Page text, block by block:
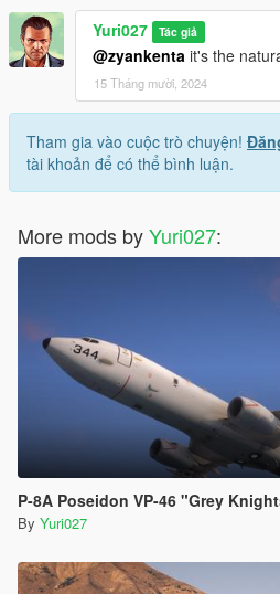
Yuri027 Tác giả
@zyankenta it's the
15 Tháng mười, 2024
Tham gia vào cuộc trò chuyện!
tài khoản để có thể bình luận.
More mods byYuri027:
P-8A Poseidon VP-46 "Grey
By Yuri027